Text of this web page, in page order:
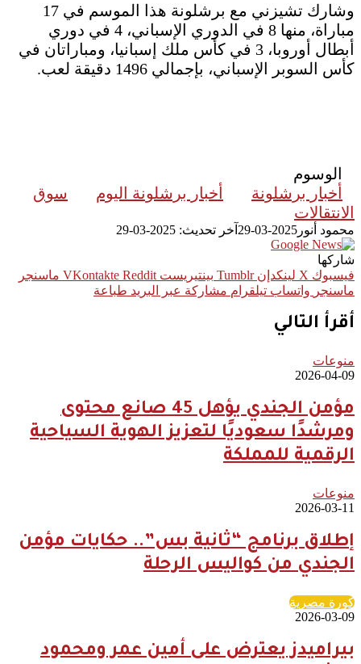
وشارك تشيزني مع برشلونة هذا الموسم في 17
مباراة، منها 8 في الدوري الإسباني، 4 في دوري
أبطال أوروبا، 3 في كأس ملك إسبانيا، ومباراتان في
كأس السوبر الإسباني، بإجمالي 1496 دقيقة لعب.
الوسوم
أخبار برشلونة
أخبار برشلونة اليوم
سوق
الانتقالات
محمود أنور 2025-03-29 آخر تحديث: 2025-03-29
شاركها
فيسبوك ‫X لينكدإن بينتيريست
ماسنجر
ماسنجر واتساب تيلقرام مشاركة عبر البريد طباعة
أقرأ التالي
منوعات
2026-04-09
مؤمن الجندي يؤهل 45 صانع محتوى
ومرشدًا سعوديًا لتعزيز الهوية السياحية
الرقمية للمملكة
منوعات
2026-03-11
إطلاق برنامج “ثانية بس”.. حكايات مؤمن
الجندي من كواليس الرحلة
كورة مصرية
2026-03-09
بيراميدز يعترض على أمين عمر ومحمود